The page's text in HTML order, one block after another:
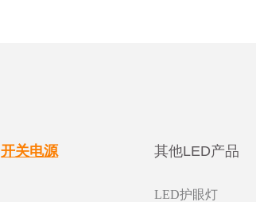
开关电源 其他LED产品
LED护眼灯